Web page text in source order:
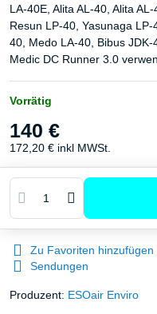
LA-40E, Alita AL-40, Alita
Resun LP-40, Yasunaga
40, Medo LA-40, Bibus
Medic DC Runner 3.0
Vorrätig
140 €
172,20 € inkl MWSt.
Zu Favoriten hinzufügen
Sendungen
Produzent: ESOair Enviro